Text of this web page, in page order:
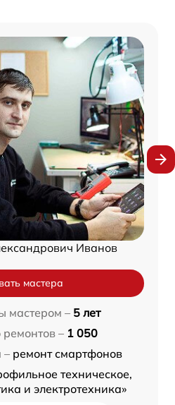
Иванов
мастера
мастером – 5 лет
– 1 050
– ремонт смартфонов
техническое,
и электротехника»